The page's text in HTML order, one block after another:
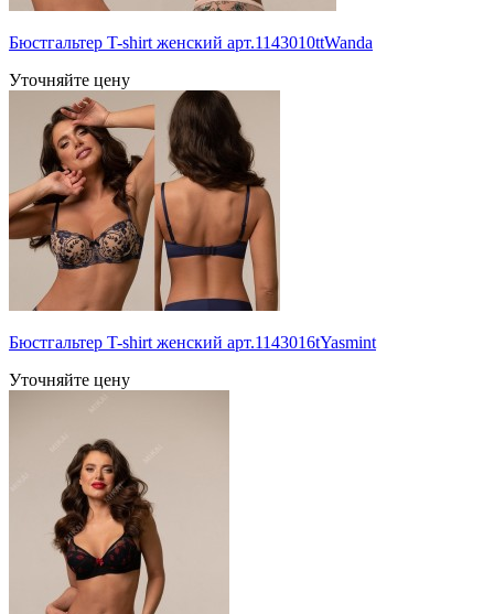
Бюстгальтер T-shirt женский арт.1143010ttWanda
Уточняйте цену
Бюстгальтер T-shirt женский арт.1143016tYasmint
Уточняйте цену